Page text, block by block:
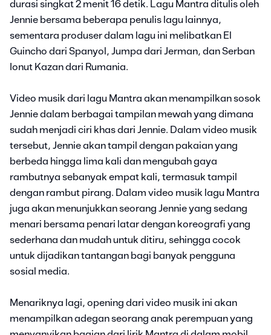
durasi singkat 2 menit 16 detik. Lagu Mantra ditulis oleh
Jennie bersama beberapa penulis lagu lainnya,
sementara produser dalam lagu ini melibatkan El
Guincho dari Spanyol, Jumpa dari Jerman, dan Serban
Ionut Kazan dari Rumania.
Video musik dari lagu Mantra akan menampilkan sosok
Jennie dalam berbagai tampilan mewah yang dimana
sudah menjadi ciri khas dari Jennie. Dalam video musik
tersebut, Jennie akan tampil dengan pakaian yang
berbeda hingga lima kali dan mengubah gaya
rambutnya sebanyak empat kali, termasuk tampil
dengan rambut pirang. Dalam video musik lagu Mantra
juga akan menunjukkan seorang Jennie yang sedang
menari bersama penari latar dengan koreografi yang
sederhana dan mudah untuk ditiru, sehingga cocok
untuk dijadikan tantangan bagi banyak pengguna
sosial media.
Menariknya lagi, opening dari video musik ini akan
menampilkan adegan seorang anak perempuan yang